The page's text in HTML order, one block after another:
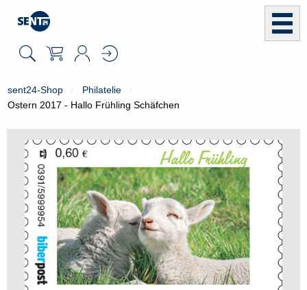
sent24-Shop
Philatelie
Ostern 2017 - Hallo Frühling Schäfchen